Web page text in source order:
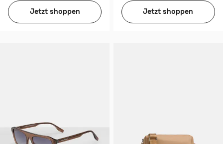
Jetzt shoppen Jetzt shoppen